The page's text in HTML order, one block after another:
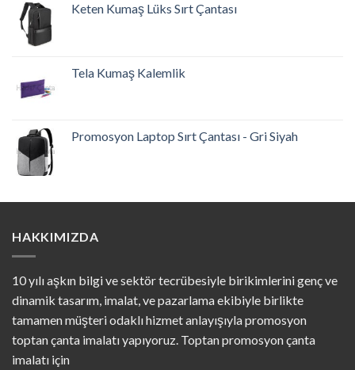
Keten Kumaş Lüks Sırt Çantası
Tela Kumaş Kalemlik
Promosyon Laptop Sırt Çantası - Gri Siyah
HAKKIMIZDA
10 yılı aşkın bilgi ve sektör tecrübesiyle birikimlerini genç ve
dinamik tasarım, imalat, ve pazarlama ekibiyle birlikte
tamamen müşteri odaklı hizmet anlayışıyla promosyon
toptan çanta imalatı yapıyoruz. Toptan promosyon çanta
imalatı için